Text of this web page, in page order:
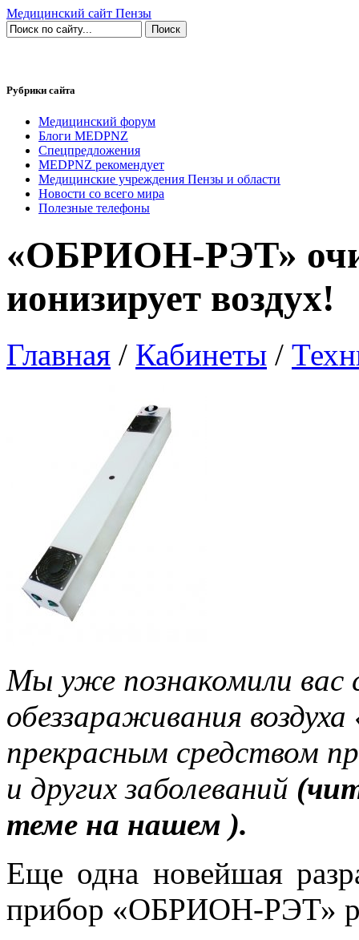
Медицинский сайт Пензы
Рубрики сайта
Медицинский форум
Блоги MEDPNZ
Спецпредложения
MEDPNZ рекомендует
Медицинские учреждения Пензы и области
Новости со всего мира
Полезные телефоны
«ОБРИОН-РЭТ»
ионизирует воздух!
Главная / Кабинеты /
Мы уже познакомили вас
обеззараживания
прекрасным средством
и других заболеваний
теме на нашем ).
Еще одна новейшая
прибор «ОБРИОН-РЭТ»